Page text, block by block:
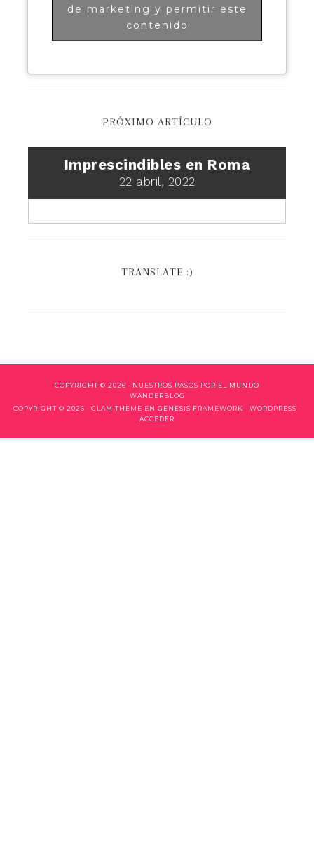
de marketing y permitir este
contenido
PRÓXIMO ARTÍCULO
Imprescindibles en Roma
22 abril, 2022
TRANSLATE :)
COPYRIGHT © 2026 · NUESTROS PASOS POR EL MUNDO
WANDERBLOG
COPYRIGHT © 2026 · GLAM THEME EN GENESIS FRAMEWORK · WORDPRESS ·
ACCEDER